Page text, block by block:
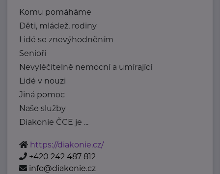
Komu pomáháme
Děti, mládež, rodiny
Lidé se znevýhodněním
Senioři
Nevyléčitelně nemocní a umírající
Lidé v nouzi
Jiná pomoc
Naše služby
Diakonie ČCE je ...
https://diakonie.cz/
+420 242 487 812
info@diakonie.cz